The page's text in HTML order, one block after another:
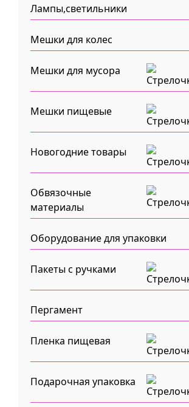
Лампы,светильники
Мешки для колес
Мешки для мусора
Мешки пищевые
Новогодние товары
Обвязочные
материалы
Оборудование для упаковки
Пакеты с ручками
Пергамент
Пленка пищевая
Подарочная упаковка